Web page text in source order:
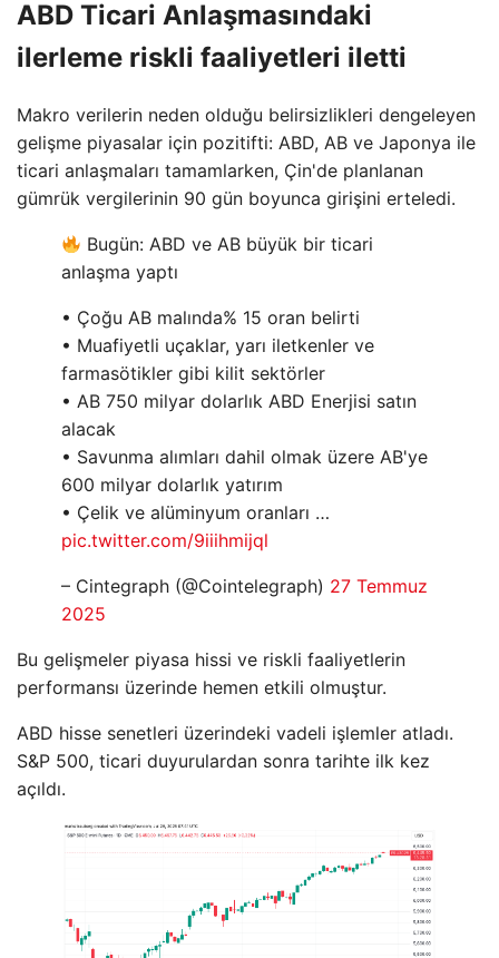
ABD Ticari Anlaşmasındaki
ilerleme riskli faaliyetleri iletti
Makro verilerin neden olduğu belirsizlikleri dengeleyen
gelişme piyasalar için pozitifti: ABD, AB ve Japonya ile
ticari anlaşmaları tamamlarken, Çin'de planlanan
gümrük vergilerinin 90 gün boyunca girişini erteledi.
Bugün: ABD ve AB büyük bir ticari
anlaşma yaptı
• Çoğu AB malında% 15 oran belirti
• Muafiyetli uçaklar, yarı iletkenler ve
farmasötikler gibi kilit sektörler
• AB 750 milyar dolarlık ABD Enerjisi satın
alacak
• Savunma alımları dahil olmak üzere AB'ye
600 milyar dolarlık yatırım
• Çelik ve alüminyum oranları …
pic.twitter.com/9iiihmijql
– Cintegraph (@Cointelegraph) 27 Temmuz
2025
Bu gelişmeler piyasa hissi ve riskli faaliyetlerin
performansı üzerinde hemen etkili olmuştur.
ABD hisse senetleri üzerindeki vadeli işlemler atladı.
S&P 500, ticari duyurulardan sonra tarihte ilk kez
açıldı.